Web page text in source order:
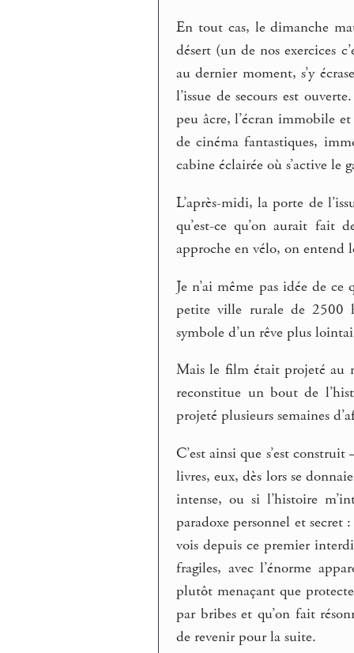
En tout cas, le dimanche
désert (un de nos exercices
au dernier moment, s’y
l’issue de secours est
peu âcre, l’écran immobile
de cinéma fantastiques,
cabine éclairée où s’active le
L’après-midi, la porte de
qu’est-ce qu’on aurait fait
approche en vélo, on entend
Je n’ai même pas idée de
petite ville rurale de 2500
symbole d’un rêve plus
Mais le film était projeté au
reconstitue un bout de
projeté plusieurs semaines
C’est ainsi que s’est
livres, eux, dès lors se
intense, ou si l’histoire
paradoxe personnel et
vois depuis ce premier
fragiles, avec l’énorme
plutôt menaçant que
par bribes et qu’on fait
de revenir pour la suite.